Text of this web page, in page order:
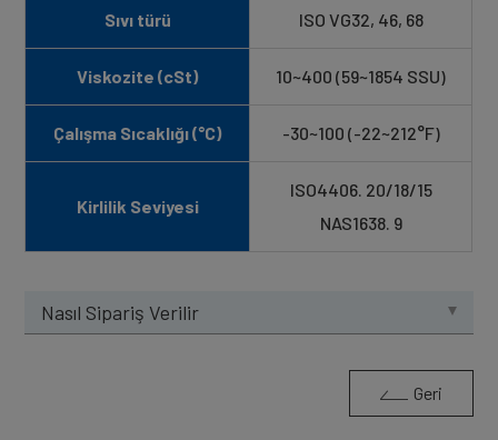
Sıvı türü ISO VG32, 46, 68
Viskozite (cSt) 10~400 (59~1854 SSU)
Çalışma Sıcaklığı (°C) -30~100 (-22~212°F)
Kirlilik Seviyesi
ISO4406. 20/18/15
NAS1638. 9
Nasıl Sipariş Verilir
Geri